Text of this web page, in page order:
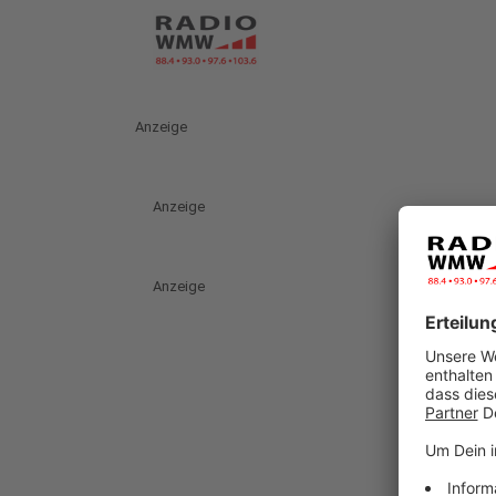
Anzeige
Anzeige
Anzeige